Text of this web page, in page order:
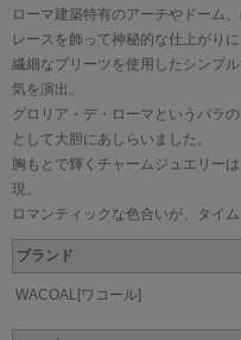
ローマ建築特有のアーチやドーム
レースを飾って神秘的な仕上がりに
繊細なプリーツを使用したシンプ
気を演出。
グロリア・デ・ローマというバラ
として大胆にあしらいました。
胸もとで輝くチャームジュエリー
現。
ロマンティックな色合いが、タイ
ブランド
WACOAL[ワコール]